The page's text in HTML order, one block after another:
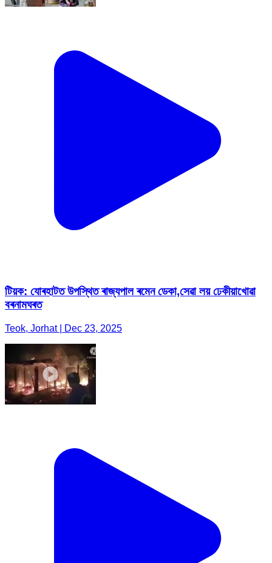
টিয়ক: যোৰহাটত উপস্থিত ৰাজ্যপাল ৰমেন ডেকা,সেৱা লয় ঢেকীয়াখোৱা
বৰনামঘৰত
Teok, Jorhat | Dec 23, 2025